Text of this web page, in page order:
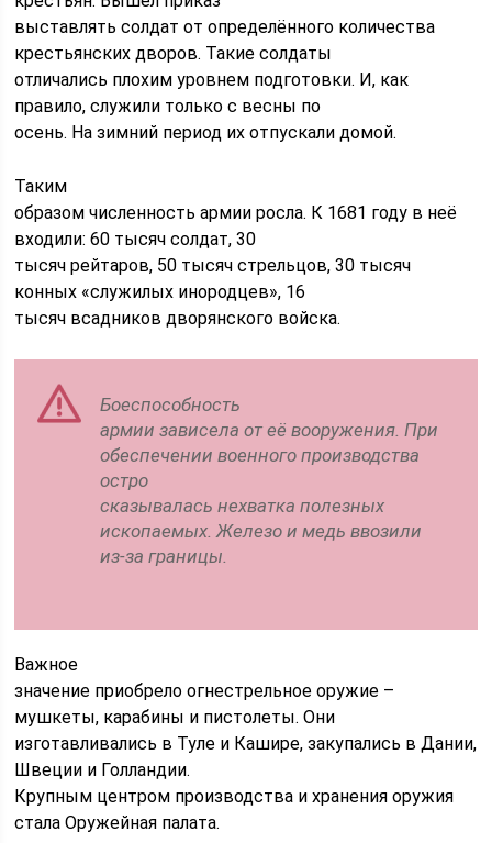
выставлять солдат от определённого количества
крестьянских дворов. Такие солдаты
отличались плохим уровнем подготовки. И, как
правило, служили только с весны по
осень. На зимний период их отпускали домой.
Таким
образом численность армии росла. К 1681 году в неё
входили: 60 тысяч солдат, 30
тысяч рейтаров, 50 тысяч стрельцов, 30 тысяч
конных «служилых инородцев», 16
тысяч всадников дворянского войска.
Боеспособность
армии зависела от её вооружения. При
обеспечении военного производства
остро
сказывалась нехватка полезных
ископаемых. Железо и медь ввозили
из-за границы.
Важное
значение приобрело огнестрельное оружие –
мушкеты, карабины и пистолеты. Они
изготавливались в Туле и Кашире, закупались в Дании,
Швеции и Голландии.
Крупным центром производства и хранения оружия
стала Оружейная палата.